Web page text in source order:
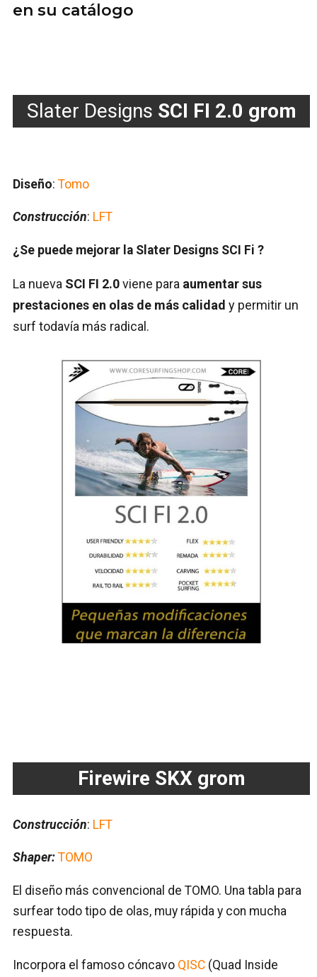
en su catálogo
Slater Designs SCI FI 2.0 grom
Diseño: Tomo
Construcción: LFT
¿Se puede mejorar la Slater Designs SCI Fi ?
La nueva SCI FI 2.0viene para aumentar sus
prestaciones en olas de más calidad y permitir un
surf todavía más radical.
Firewire SKX grom
Construcción: LFT
Shaper: TOMO
El diseño más convencional de TOMO. Una tabla para
surfear todo tipo de olas, muy rápida y con mucha
respuesta.
Incorpora el famoso cóncavo QISC (Quad Inside